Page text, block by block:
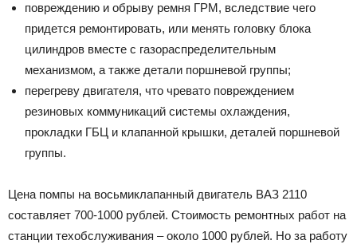
повреждению и обрыву ремня ГРМ, вследствие чего
придется ремонтировать, или менять головку блока
цилиндров вместе с газораспределительным
механизмом, а также детали поршневой группы;
перегреву двигателя, что чревато повреждением
резиновых коммуникаций системы охлаждения,
прокладки ГБЦ и клапанной крышки, деталей поршневой
группы.
Цена помпы на восьмиклапанный двигатель ВАЗ 2110
составляет 700-1000 рублей. Стоимость ремонтных работ на
станции техобслуживания – около 1000 рублей. Но за работу